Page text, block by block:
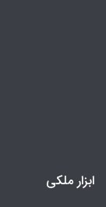
ابزار ملکی